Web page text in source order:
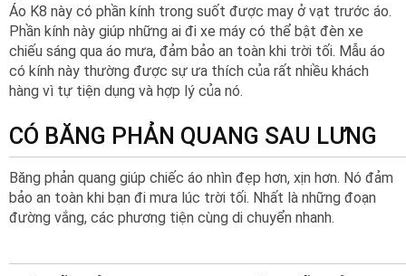
Áo K8 này có phần kính trong suốt được may ở vạt trước áo.
Phần kính này giúp những ai đi xe máy có thể bật đèn xe
chiếu sáng qua áo mưa, đảm bảo an toàn khi trời tối. Mẫu áo
có kính này thường được sự ưa thích của rất nhiều khách
hàng vì tự tiện dụng và hợp lý của nó.
CÓ BĂNG PHẢN QUANG SAU LƯNG
Băng phản quang giúp chiếc áo nhìn đẹp hơn, xịn hơn. Nó đảm
bảo an toàn khi bạn đi mưa lúc trời tối. Nhất là những đoạn
đường vắng, các phương tiện cùng di chuyển nhanh.